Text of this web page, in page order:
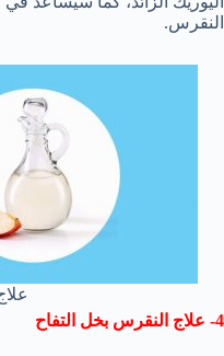
النقرس.
4- علاج النقرس بخل التفاح